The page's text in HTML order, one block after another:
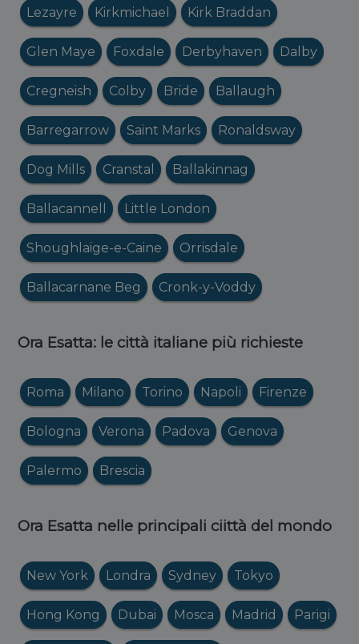
Lezayre Kirkmichael Kirk Braddan
Glen Maye Foxdale Derbyhaven Dalby
Cregneish Colby Bride Ballaugh
Barregarrow Saint Marks Ronaldsway
Dog Mills Cranstal Ballakinnag
Ballacannell Little London
Shoughlaige-e-Caine Orrisdale
Ballacarnane Beg Cronk-y-Voddy
Ora Esatta: le città italiane più richieste
Roma Milano Torino Napoli Firenze
Bologna Verona Padova Genova
Palermo Brescia
Ora Esatta nelle principali ciittà del mondo
New York Londra Sydney Tokyo
Hong Kong Dubai Mosca Madrid Parigi